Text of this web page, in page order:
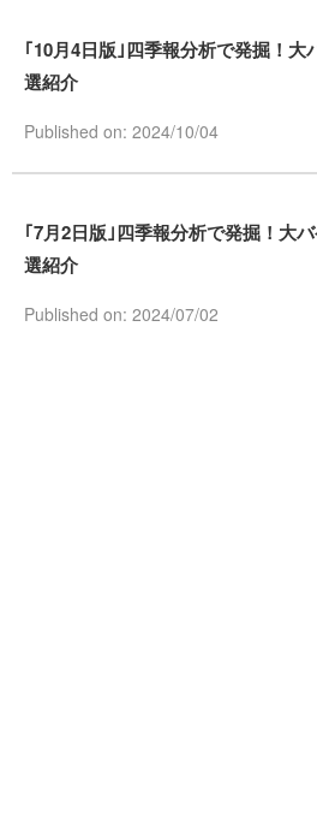
｢10月4日版｣四季報分析で発掘！
選紹介
Published on: 2024/10/04
｢7月2日版｣四季報分析で発掘！大
選紹介
Published on: 2024/07/02